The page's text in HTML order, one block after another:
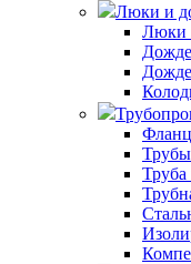
Люки и
Люки
Труба